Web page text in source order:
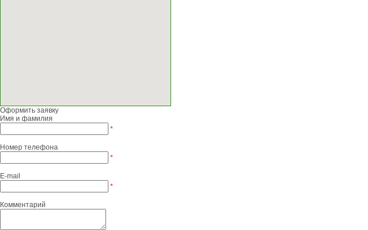
Оформить заявку
Имя и фамилия
*
Номер телефона
*
E-mail
*
Комментарий